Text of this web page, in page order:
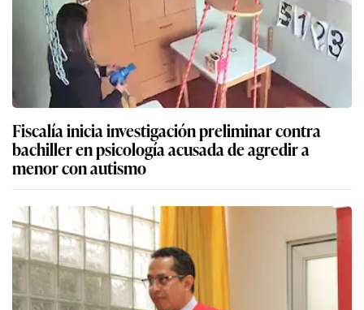
Fiscalía inicia investigación preliminar contra
bachiller en psicología acusada de agredir a
menor con autismo